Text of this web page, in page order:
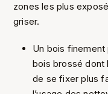
zones les plus
griser.
Un bois finement
bois brossé dont
de se fixer plus